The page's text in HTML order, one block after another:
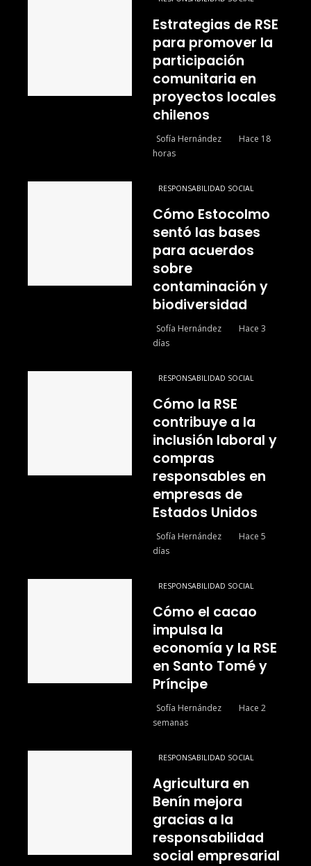
Estrategias de RSE
para promover la
participación
comunitaria en
proyectos locales
chilenos
Sofía Hernández
Hace 18
horas
RESPONSABILIDAD SOCIAL
Cómo Estocolmo
sentó las bases
para acuerdos
sobre
contaminación y
biodiversidad
Sofía Hernández
Hace 3
días
RESPONSABILIDAD SOCIAL
Cómo la RSE
contribuye a la
inclusión laboral y
compras
responsables en
empresas de
Estados Unidos
Sofía Hernández
Hace 5
días
RESPONSABILIDAD SOCIAL
Cómo el cacao
impulsa la
economía y la RSE
en Santo Tomé y
Príncipe
Sofía Hernández
Hace 2
semanas
RESPONSABILIDAD SOCIAL
Agricultura en
Benín mejora
gracias a la
responsabilidad
social empresarial